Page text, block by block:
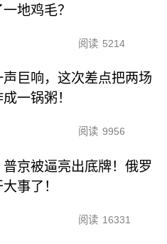
地鸡毛？
阅读 5214
声巨响，这次差点把两场
一锅粥！
阅读 9956
普京被逼亮出底牌！俄罗
事了！
阅读 16331